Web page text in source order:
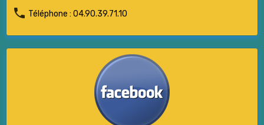
Téléphone : 04.90.39.71.10